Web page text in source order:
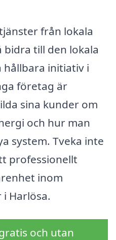
från lokala
bidra till den lokala
hållbara initiativ i
företag är
sina kunder om
och hur man
system. Tveka inte
professionellt
inom
Harlösa.
och utan